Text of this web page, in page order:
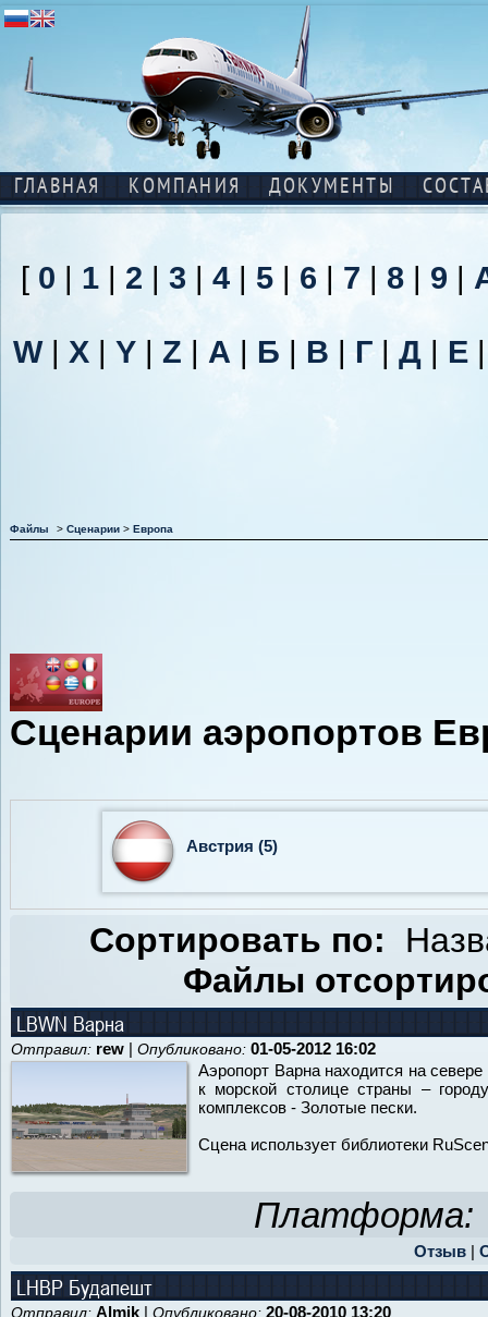
ГЛАВНАЯ КОМПАНИЯ ДОКУМЕНТЫ
[ 0 | 1| 2 | 3 | 4| 5| 6 | 7 | 8| 9 |
W| X | Y | Z | А | Б | В | Г | Д | Е
Файлы > Сценарии > Европа
Сценарии аэропортов
Австрия (5)
Сортировать по:
Файлы
LBWN Варна
Отправил: rew | Опубликовано: 01-05-2012 16:02
Аэропорт Варна находится на
к морской столице страны –
комплексов - Золотые пески.
Сцена использует библиотеки
Платформа:
Отзыв|
LHBP Будапешт
Отправил: Almik | Опубликовано: 20-08-2010 13:20